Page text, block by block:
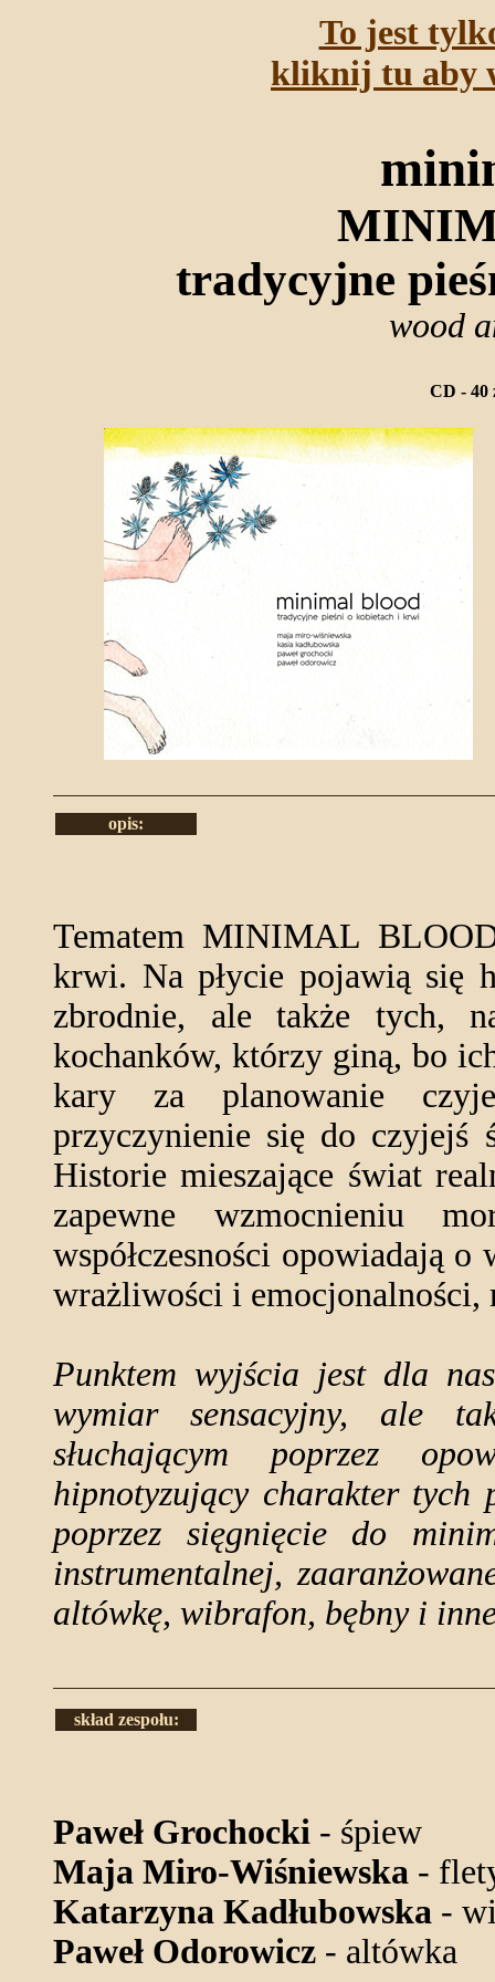
To jest
kliknij tu aby
tradycyjne
wood
CD - 40
opis:
Tematem MINIMAL
krwi. Na płycie pojawią się
zbrodnie, ale także tych,
kochanków, którzy giną, bo
kary za planowanie
przyczynienie się do czyjejś
Historie mieszające świat
zapewne wzmocnieniu
współczesności opowiadają
wrażliwości i emocjonalności,
Punktem wyjścia jest dla
wymiar sensacyjny, ale
słuchającym poprzez
hipnotyzujący charakter tych
poprzez sięgnięcie do
instrumentalnej,
altówkę, wibrafon, bębny i
skład zespołu:
Paweł Grochocki - śpiew
Maja Miro-Wiśniewska -
Katarzyna Kadłubowska -
Paweł Odorowicz - altówka